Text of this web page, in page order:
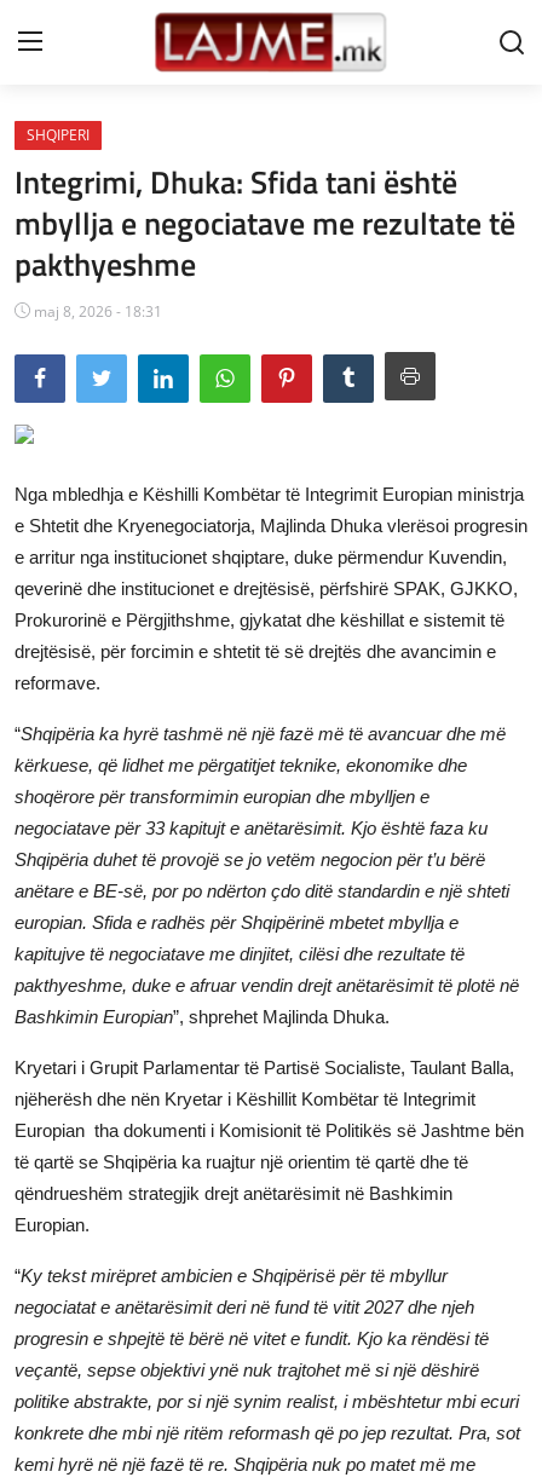
Shtëpi
LAJME MAQEDONI
SHQIPERI
KOSOVA
LAJME NGA BOTA
SHOWBIZ
SHENDETI
JETA
Gallery
Shqip
SHQIPERI
Integrimi, Dhuka: Sfida tani është
mbyllja e negociatave me rezultate të
pakthyeshme
maj 8, 2026 - 18:31
Nga mbledhja e Këshilli Kombëtar të Integrimit Europian ministrja
e Shtetit dhe Kryenegociatorja, Majlinda Dhuka vlerësoi progresin
e arritur nga institucionet shqiptare, duke përmendur Kuvendin,
qeverinë dhe institucionet e drejtësisë, përfshirë SPAK, GJKKO,
Prokurorinë e Përgjithshme, gjykatat dhe këshillat e sistemit të
drejtësisë, për forcimin e shtetit të së drejtës dhe avancimin e
reformave.
“Shqipëria ka hyrë tashmë në një fazë më të avancuar dhe më
kërkuese, që lidhet me përgatitjet teknike, ekonomike dhe
shoqërore për transformimin europian dhe mbylljen e
negociatave për 33 kapitujt e anëtarësimit. Kjo është faza ku
Shqipëria duhet të provojë se jo vetëm negocion për t’u bërë
anëtare e BE-së, por po ndërton çdo ditë standardin e një shteti
europian. Sfida e radhës për Shqipërinë mbetet mbyllja e
kapitujve të negociatave me dinjitet, cilësi dhe rezultate të
pakthyeshme, duke e afruar vendin drejt anëtarësimit të plotë në
Bashkimin Europian”, shprehet Majlinda Dhuka.
Kryetari i Grupit Parlamentar të Partisë Socialiste, Taulant Balla,
njëherësh dhe nën Kryetar i Këshillit Kombëtar të Integrimit
Europian tha dokumenti i Komisionit të Politikës së Jashtme bën
të qartë se Shqipëria ka ruajtur një orientim të qartë dhe të
qëndrueshëm strategjik drejt anëtarësimit në Bashkimin
Europian.
“Ky tekst mirëpret ambicien e Shqipërisë për të mbyllur
negociatat e anëtarësimit deri në fund të vitit 2027 dhe njeh
progresin e shpejtë të bërë në vitet e fundit. Kjo ka rëndësi të
veçantë, sepse objektivi ynë nuk trajtohet më si një dëshirë
politike abstrakte, por si një synim realist, i mbështetur mbi ecuri
konkrete dhe mbi një ritëm reformash që po jep rezultat. Pra, sot
kemi hyrë në një fazë të re. Shqipëria nuk po matet më me